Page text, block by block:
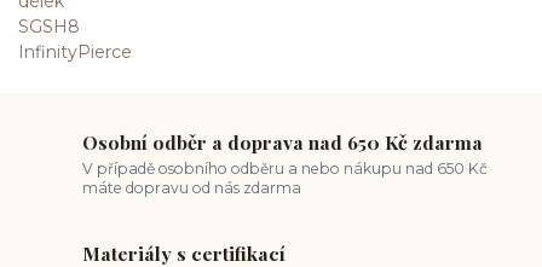
Osobní odběr a doprava nad 650 Kč zdarma
V případě osobního odběru a nebo nákupu nad 650 Kč
máte dopravu od nás zdarma
Materiály s certifikací